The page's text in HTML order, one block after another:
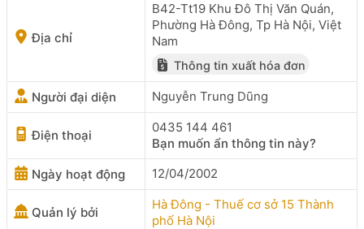
Địa chỉ
B42-Tt19 Khu Đô Thị Văn Quán,
Phường Hà Đông, Tp Hà Nội, Việt
Nam
Thông tin xuất hóa đơn
Người đại diện Nguyễn Trung Dũng
Điện thoại
0435 144 461
Bạn muốn ẩn thông tin này?
Ngày hoạt động
12/04/2002
Quản lý bởi
Hà Đông - Thuế cơ sở 15 Thành
phố Hà Nội